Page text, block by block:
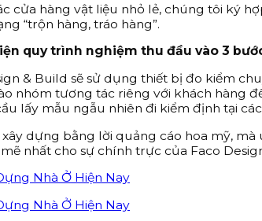
cửa hàng vật liệu nhỏ lẻ, chúng tôi ký
“trộn hàng, tráo hàng”.
quy trình nghiệm thu đầu vào 3
& Build sẽ sử dụng thiết bị đo kiểm
nhóm tương tác riêng với khách hàng
lấy mẫu ngẫu nhiên đi kiểm định tại
dựng bằng lời quảng cáo hoa mỹ,
nhất cho sự chính trực của Faco